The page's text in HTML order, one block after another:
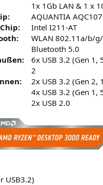
1x 1Gb LAN & 1 x
AQUANTIA AQC107
Intel I211-AT
WLAN 802.11a/b/
Bluetooth 5.0
6x USB 3.2 (Gen 1,
2
2x USB 3.2 (Gen 2,
4x USB 3.2 (Gen 1,
2x USB 2.0
USB3.2)